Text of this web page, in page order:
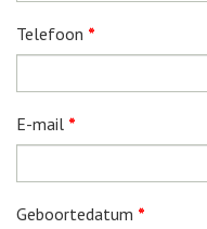
Telefoon *
E-mail *
Geboortedatum *